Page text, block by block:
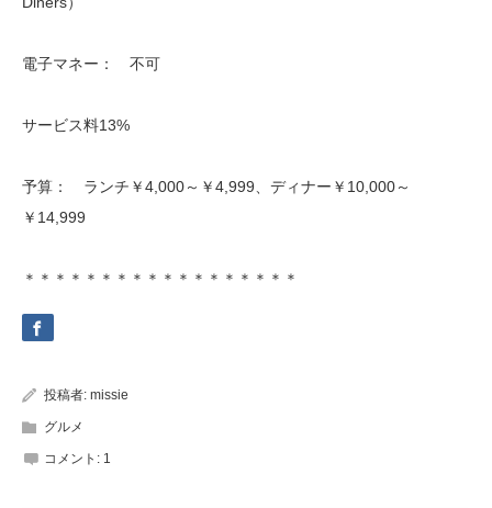
電子マネー： 不可
サービス料13%
予算： ランチ￥4,000～￥4,999、ディナー￥10,000～
￥14,999
＊＊＊＊＊＊＊＊＊＊＊＊＊＊＊＊＊＊
投稿者: missie
グルメ
コメント: 1